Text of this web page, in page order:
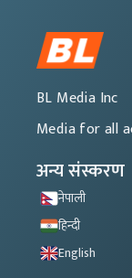
BL Media Inc
Media for all
अन्य संस्करण
नेपाली
हिन्दी
English